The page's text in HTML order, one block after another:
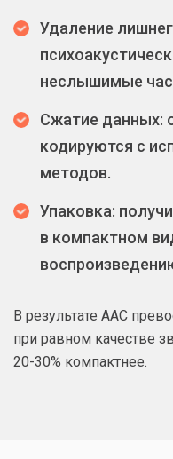
Удаление
неслышимые
Сжатие данных:
кодируются с
методов.
Упаковка:
в компактном
В результате AAC
при равном качестве
20-30% компактнее.